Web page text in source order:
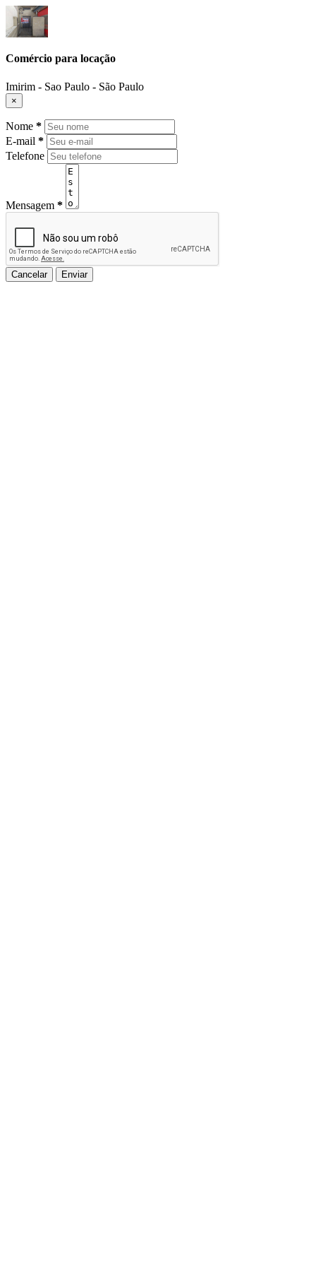
Comércio para locação
Imirim - Sao Paulo - São Paulo
×
Nome *
E-mail *
Telefone
Mensagem *
Cancelar Enviar